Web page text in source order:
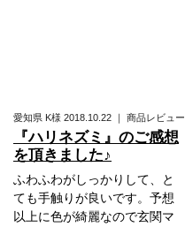
愛知県 K様 2018.10.22 ｜ 商品レビュー
『ハリネズミ』のご感想
を頂きました♪
ふわふわがしっかりして、と
ても手触りが良いです。予想
以上に色が綺麗なので玄関マ